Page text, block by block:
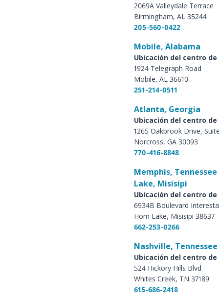
2069A Valleydale Terrace
Birmingham, AL 35244
205-560-0422
Mobile, Alabama
Ubicación del centro
1924 Telegraph Road
Mobile, AL 36610
251-214-0511
Atlanta, Georgia
Ubicación del centro
1265 Oakbrook Drive,
Norcross, GA 30093
770-416-8848
Memphis,
Lake, Misisipi
Ubicación del centro
6934B Boulevard
Horn Lake, Misisipi 38637
662-253-0266
Nashville, Tennessee
Ubicación del centro
524 Hickory Hills Blvd.
Whites Creek, TN 37189
615-686-2418